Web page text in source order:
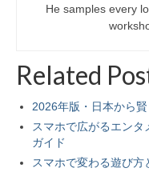
He samples every
Related
2026年版・日本から
スマホで広がるエン
ガイド
スマホで変わる遊び